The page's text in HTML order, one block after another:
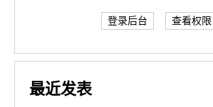
登录后台 查看权限
最近发表